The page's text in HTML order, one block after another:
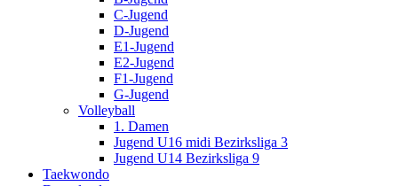
C-Jugend
D-Jugend
E1-Jugend
E2-Jugend
F1-Jugend
G-Jugend
Volleyball
1. Damen
Jugend U16 midi Bezirksliga 3
Jugend U14 Bezirksliga 9
Taekwondo